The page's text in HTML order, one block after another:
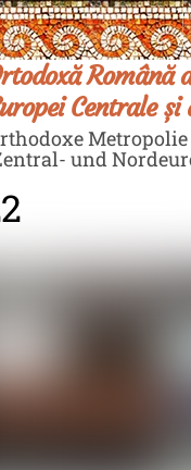
Română
Centrale și
und